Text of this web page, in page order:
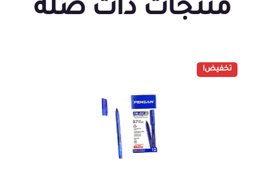
منتجات ذات صلة
تخفيض!